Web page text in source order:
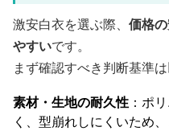
激安白衣を選ぶ際、 価格
やすいです。
まず確認すべき判断基準は
素材・生地の耐久性 ：ポ
く、型崩れしにくいため